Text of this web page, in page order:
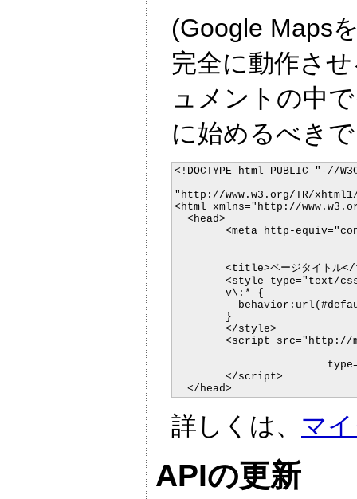
(Google Maps
完全に動作さ
ュメントの中
に始めるべき
<!DOCTYPE html PUBLIC "-//
"http://www.w3.org/TR/
<html xmlns="http://
  <head>
  </head>
詳しくは、 マ
APIの更新